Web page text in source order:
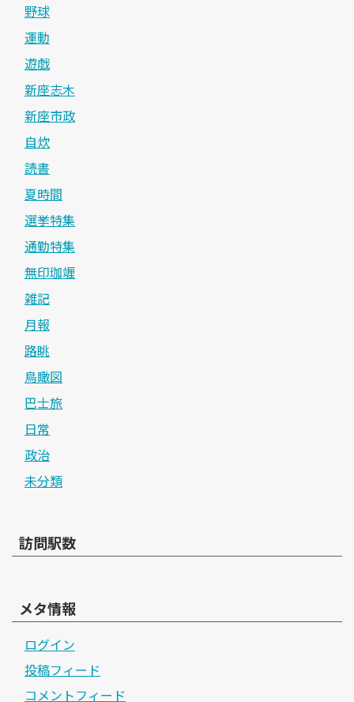
野球
運動
遊戯
新座志木
新座市政
自炊
読書
夏時間
選挙特集
通勤特集
無印珈竰
雑記
月報
路眺
鳥瞰図
巴士旅
日常
政治
未分類
訪問駅数
メタ情報
ログイン
投稿フィード
コメントフィード